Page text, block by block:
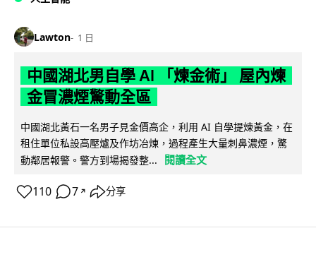
Lawton 1 日
中國湖北男自學 AI 「煉金術」 屋內煉
金冒濃煙驚動全區
中國湖北黃石一名男子見金價高企，利用 AI 自學提煉黃金，在
租住單位私設高壓爐及作坊冶煉，過程產生大量刺鼻濃煙，驚
動鄰居報警。警方到場揭發整...
閱讀全文
110 7 ↗ 分享